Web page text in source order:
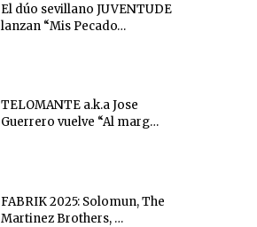
El dúo sevillano JUVENTUDE
lanzan “Mis Pecado…
TELOMANTE a.k.a Jose
Guerrero vuelve “Al marg…
FABRIK 2025: Solomun, The
Martinez Brothers, …